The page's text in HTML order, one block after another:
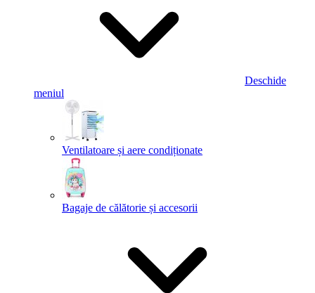
Deschide
meniul
Ventilatoare și aere condiționate
Bagaje de călătorie și accesorii